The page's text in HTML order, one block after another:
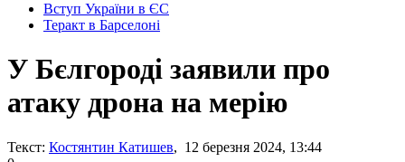
Вступ України в ЄС
Теракт в Барселоні
У Бєлгороді заявили про
атаку дрона на мерію
Текст: Костянтин Катишев, 12 березня 2024, 13:44